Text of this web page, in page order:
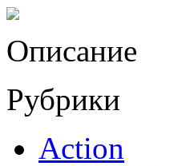
Описание
Рубрики
Action